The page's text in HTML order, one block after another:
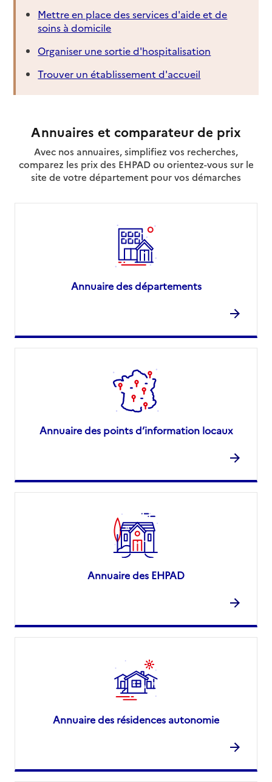
Mettre en place des services d'aide et de
soins à domicile
Organiser une sortie d'hospitalisation
Trouver un établissement d'accueil
Annuaires et comparateur de prix
Avec nos annuaires, simplifiez vos recherches,
comparez les prix des EHPAD ou orientez-vous sur le
site de votre département pour vos démarches
Annuaire des départements
Annuaire des points d’information locaux
Annuaire des EHPAD
Annuaire des résidences autonomie